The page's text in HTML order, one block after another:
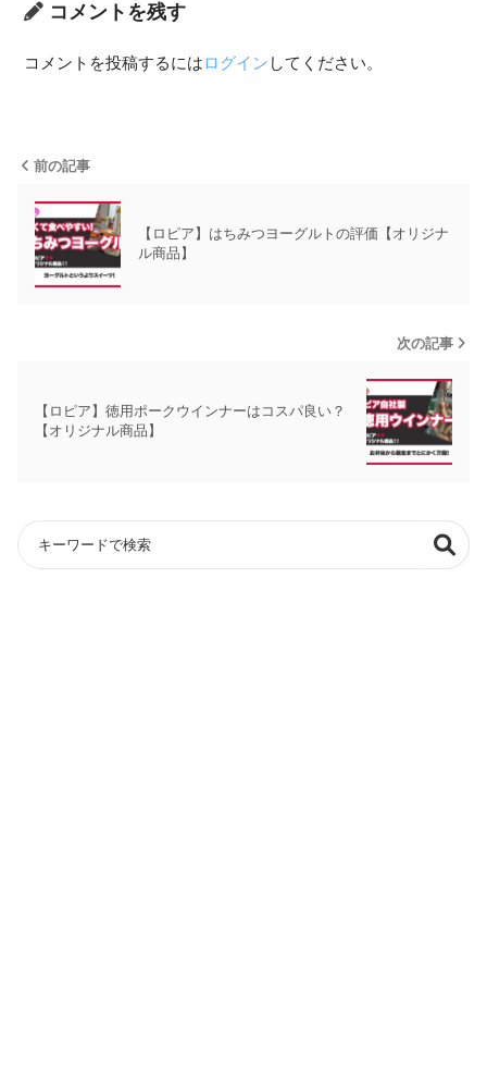
コメントを残す
コメントを投稿するにはログイン してください。
前の記事
【ロピア】はちみつヨーグルトの評価【オリジナ
ル商品】
次の記事
【ロピア】徳用ポークウインナーはコスパ良い？
【オリジナル商品】